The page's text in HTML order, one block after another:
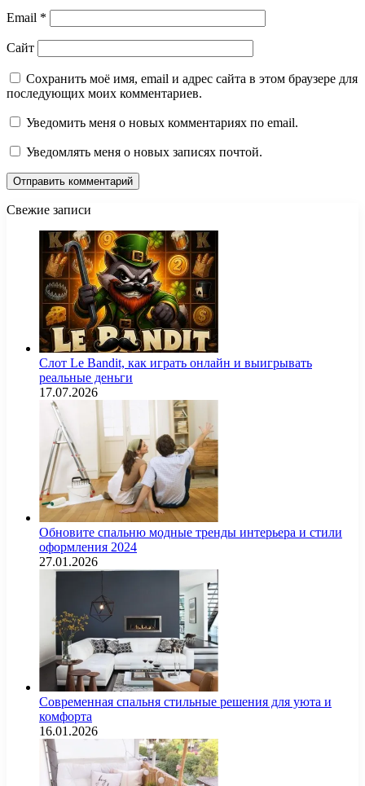
Email *
Сайт
Сохранить моё имя, email и адрес сайта в этом браузере для
последующих моих комментариев.
Уведомить меня о новых комментариях по email.
Уведомлять меня о новых записях почтой.
Свежие записи
Слот Le Bandit, как играть онлайн и выигрывать
реальные деньги
17.07.2026
Обновите спальню модные тренды интерьера и стили
оформления 2024
27.01.2026
Современная спальня стильные решения для уюта и
комфорта
16.01.2026